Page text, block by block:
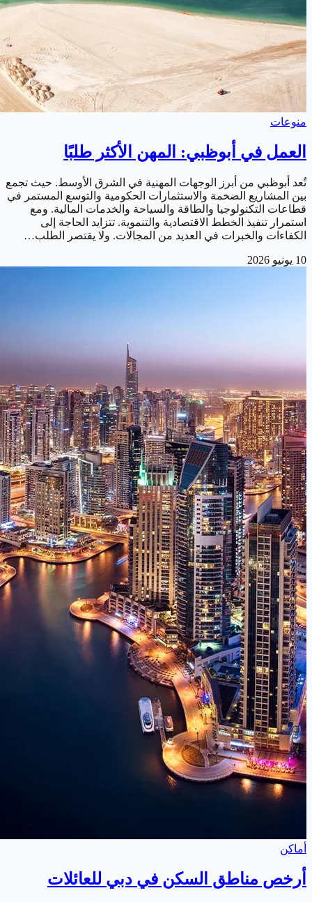
منوعات
العمل في أبوظبي: المهن الأكثر طلبًا
تُعد أبوظبي من أبرز الوجهات المهنية في الشرق الأوسط. حيث تجمع
بين المشاريع الضخمة والاستثمارات الحكومية والتوسع المستمر في
قطاعات التكنولوجيا والطاقة والسياحة والخدمات المالية. ومع
استمرار تنفيذ الخطط الاقتصادية والتنموية. تتزايد الحاجة إلى
الكفاءات والخبرات في العديد من المجالات. ولا يقتصر الطلب…
10 يونيو 2026
أماكن
أرخص مناطق السكن في دبي للعائلات